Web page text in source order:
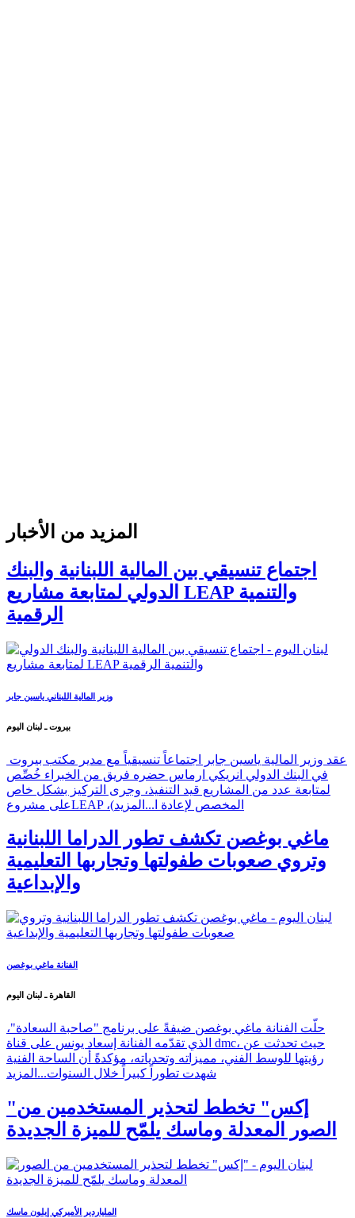
المزيد من الأخبار
اجتماع تنسيقي بين المالية اللبنانية والبنك
الدولي لمتابعة مشاريع LEAP والتنمية
الرقمية
وزير المالية اللبناني ياسين جابر
بيروت ـ لبنان اليوم
في البنك الدولي انريكي ارماس حضره فريق من الخبراء خُصِّص
لمتابعة عدد من المشاريع قيد التنفيذ، وجرى التركيز بشكل خاص
على مشروعLEAP ،(المخصص لإعادة ا... المزيد
ماغي بوغصن تكشف تطور الدراما اللبنانية
وتروي صعوبات طفولتها وتجاربها التعليمية
والإبداعية
الفنانة ماغي بوغصن
القاهرة ـ لبنان اليوم
حلّت الفنانة ماغي بوغصن ضيفةً على برنامج "صاحبة السعادة"،
الذي تقدّمه الفنانة إسعاد يونس على قناة dmc، حيث تحدثت عن
رؤيتها للوسط الفني، مميزاته وتحدياته، مؤكدةً أن الساحة الفنية
شهدت تطوراً كبيراً خلال السنوات... المزيد
"إكس" تخطط لتحذير المستخدمين من
الصور المعدلة وماسك يلمّح للميزة الجديدة
الملياردير الأميركي إيلون ماسك